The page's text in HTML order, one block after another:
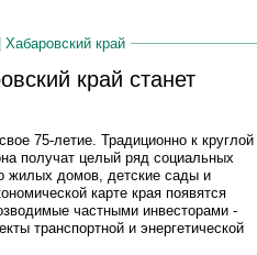
Хабаровский край
край станет
75-летие. Традиционно к круглой
получат целый ряд социальных
жилых домов, детские сады и
карте края появятся
частными инвесторами -
транспортной и энергетической